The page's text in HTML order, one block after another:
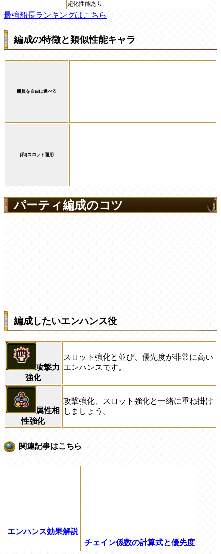
超化性能あり
最強船長ランキングはこちら
編成の特徴と類似性能キャラ
船員を自由に選べる
[和]スロット運用
パーティ編成のコツ
編成したいエンハンス役
攻撃力
強化
スロット強化と並び、優先度が非常に高い
エンハンスです。
属性相
性強化
攻撃強化、スロット強化と一緒に重ね掛け
しましょう。
関連記事はこちら
エンハンス効果解説
チェイン係数の計算式と優先度